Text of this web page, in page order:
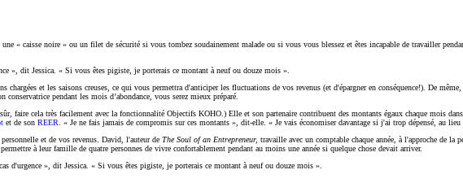
« caisse noire » ou un filet de sécurité si vous tombez soudainement malade ou si vous vous blessez et êtes incapable de travailler
», dit Jessica. « Si vous êtes pigiste, je porterais ce montant à neuf ou douze mois ».
et les saisons creuses, ce qui vous permettra d'anticiper les fluctuations de vos revenus (et d'épargner en conséquence!). De
pendant les mois d’abondance, vous serez mieux préparé.
faire cela très facilement avec la fonctionnalité Objectifs KOHO.) Elle et son partenaire contribuent des montants égaux chaque mois
et de son REER . « Je ne fais jamais de compromis sur ces montants », dit-elle. « Je vais économiser davantage si j'ai trop dépensé, au lieu
et de vos revenus. David, l'auteur de The Soul of an Entrepreneur, travaille avec un comptable chaque année, à l'approche de
à leur famille de quatre personnes de vivre confortablement pendant au moins une année si quelque chose devait arriver.
d'urgence », dit Jessica. « Si vous êtes pigiste, je porterais ce montant à neuf ou douze mois ».